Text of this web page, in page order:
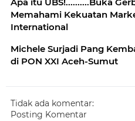
Memahami Kekuatan
International
Michele Surjadi Pang
di PON XXI Aceh-Sumut
Tidak ada komentar:
Posting Komentar